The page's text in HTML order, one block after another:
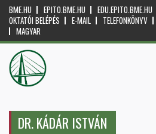
BME.HU EPITO.BME.HU EDU.EPITO.BME.HU
OKTATÓI BELÉPÉS
E-MAIL TELEFONKÖNYV
MAGYAR
DR. KÁDÁR ISTVÁN